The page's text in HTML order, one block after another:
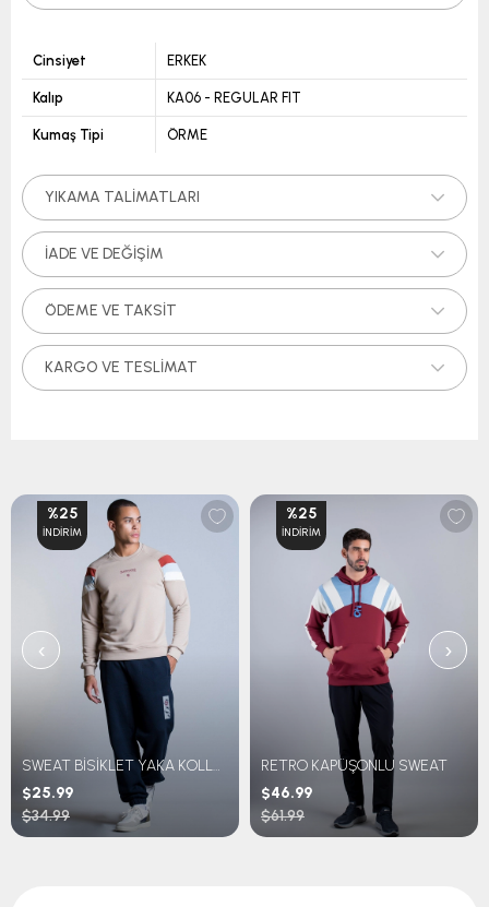
Cinsiyet ERKEK
Kalıp KA06 - REGULAR FIT
Kumaş Tipi ÖRME
YIKAMA TALIMATLARI
İADE VE DEĞIŞIM
ÖDEME VE TAKSIT
KARGO VE TESLIMAT
SWEAT BİSİKLET YAKA KOLLARI ÇİZGİLİ
$25.99
$34.99
%25
İNDIRIM
RETRO KAPÜŞONLU SWEAT
$46.99
$61.99
%25
İNDIRIM
‹ ›